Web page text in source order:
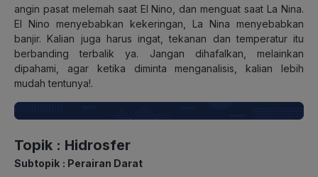
angin pasat melemah saat El Nino, dan menguat saat La Nina.
El Nino menyebabkan kekeringan, La Nina menyebabkan
banjir. Kalian juga harus ingat, tekanan dan temperatur itu
berbanding terbalik ya. Jangan dihafalkan, melainkan
dipahami, agar ketika diminta menganalisis, kalian lebih
mudah tentunya!.
Topik : Hidrosfer
Subtopik : Perairan Darat